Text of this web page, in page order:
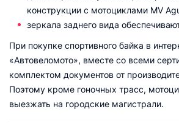
конструкции с мотоциклами MV
зеркала заднего вида
При покупке спортивного байка в
«Автовеломото», вместе со всеми
комплектом документов от
Поэтому кроме гоночных трасс,
выезжать на городские магистрали.